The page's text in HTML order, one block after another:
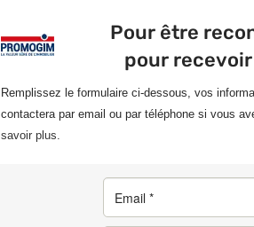
Pour être
pour
Remplissez le formulaire ci-dessous, vos
contactera par email ou par téléphone si vous
savoir plus.